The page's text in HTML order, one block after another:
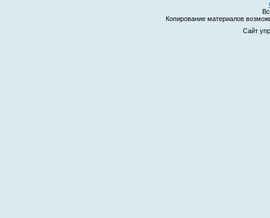
Копирование материалов
Сайт